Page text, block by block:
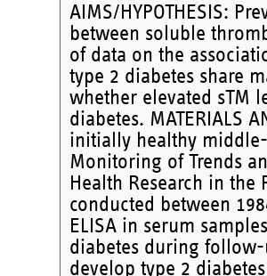
AIMS/HYPOTHESIS:
between soluble
of data on the
type 2 diabetes share
whether elevated sTM
diabetes. MATERIALS
initially healthy
Monitoring of Trends
Health Research in the
conducted between
ELISA in serum
diabetes during
develop type 2